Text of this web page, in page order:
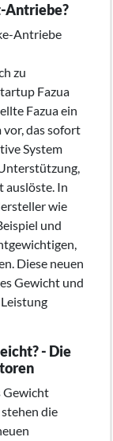
Antriebe?
Antriebe
zu
Fazua
Fazua ein
das sofort
System
auslöste. In
wie
und
Diese neuen
Gewicht und
- Die
Gewicht
die